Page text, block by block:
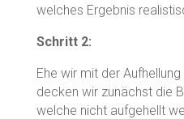
welches Ergebnis
Schritt 2:
Ehe wir mit der
decken wir zunächst die
welche nicht aufgehellt